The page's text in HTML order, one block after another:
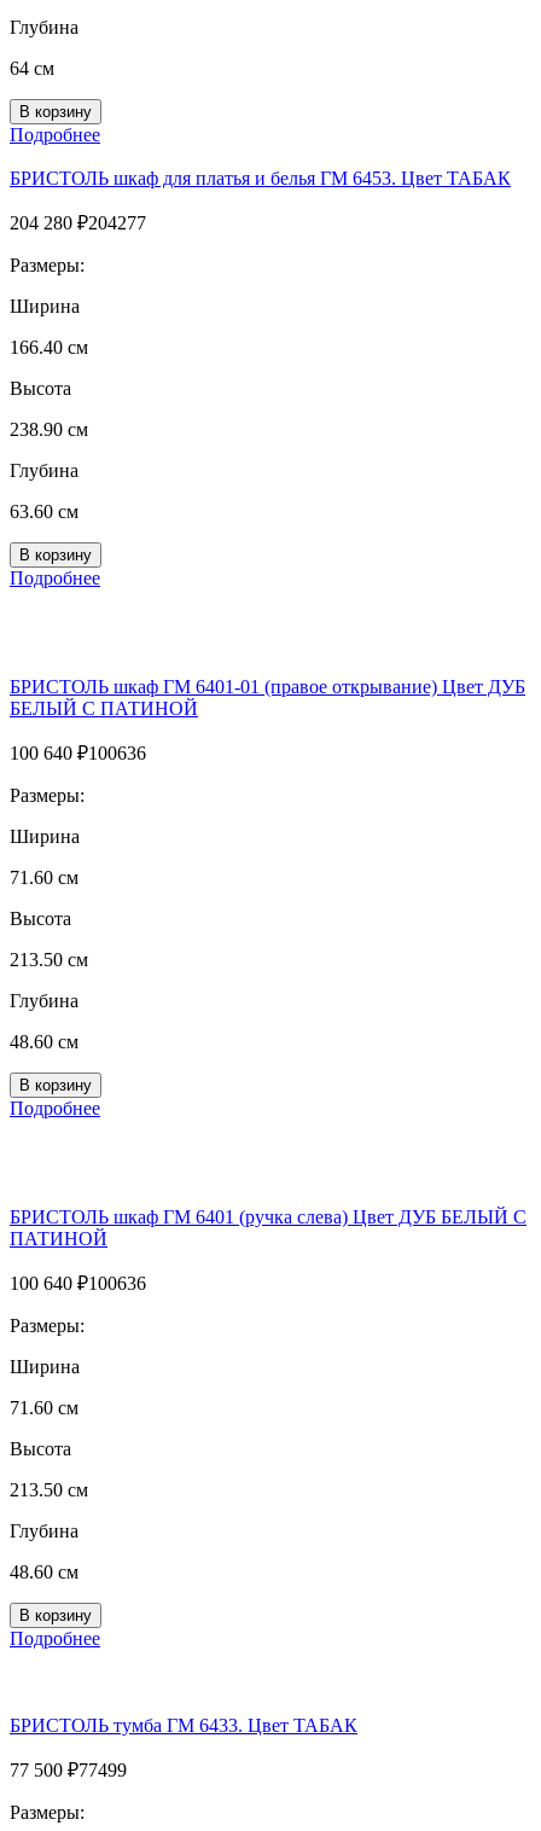
Глубина
64 см
Подробнее
БРИСТОЛЬ шкаф для платья и белья ГМ 6453. Цвет ТАБАК
204 280 ₽204277
Размеры:
Ширина
166.40 см
Высота
238.90 см
Глубина
63.60 см
Подробнее
БРИСТОЛЬ шкаф ГМ 6401-01 (правое открывание) Цвет ДУБ
БЕЛЫЙ С ПАТИНОЙ
100 640 ₽100636
Размеры:
Ширина
71.60 см
Высота
213.50 см
Глубина
48.60 см
Подробнее
БРИСТОЛЬ шкаф ГМ 6401 (ручка слева) Цвет ДУБ БЕЛЫЙ С
ПАТИНОЙ
100 640 ₽100636
Размеры:
Ширина
71.60 см
Высота
213.50 см
Глубина
48.60 см
Подробнее
БРИСТОЛЬ тумба ГМ 6433. Цвет ТАБАК
77 500 ₽77499
Размеры: